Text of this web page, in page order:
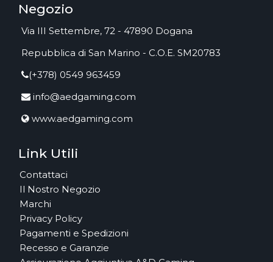
Negozio
Via III Settembre, 72 - 47890 Dogana
Repubblica di San Marino - C.O.E. SM20783
(+378) 0549 963459
info@aedgaming.com
www.aedgaming.com
Link Utili
Contattaci
Il Nostro Negozio
Marchi
Privacy Policy
Pagamenti e Spedizioni
Recesso e Garanzie